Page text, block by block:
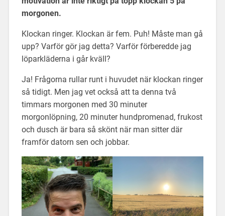
morgonen.
Klockan ringer. Klockan är fem. Puh! Måste man gå
upp? Varför gör jag detta? Varför förberedde jag
löparkläderna i går kväll?
Ja! Frågorna rullar runt i huvudet när klockan ringer
så tidigt. Men jag vet också att ta denna två
timmars morgonen med 30 minuter
morgonlöpning, 20 minuter hundpromenad, frukost
och dusch är bara så skönt när man sitter där
framför datorn sen och jobbar.